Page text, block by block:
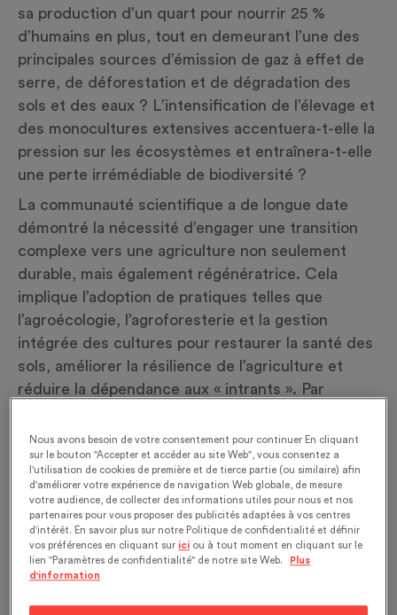
sa production d’un quart pour nourrir 25 %
d’humains en plus, tout en demeurant l’une des
principales sources d’émission de gaz à effet de
serre, de déforestation et de dégradation des
sols et des eaux ? L’intensification de l’élevage et
des monocultures extensives accentuera-t-elle la
pression sur les écosystèmes et entraînera-t-elle
une perte irrémédiable de biodiversité ?
La communauté scientifique a de longue date
démontré la nécessité d’engager une transition
complexe vers une agriculture non seulement
durable, mais également régénératrice. Cela
implique l’adoption de pratiques telles que
l’agroécologie, l’agroforesterie et la gestion
intégrée des cultures pour restaurer la santé des
sols, améliorer la résilience de l’agriculture et
réduire la dépendance aux « intrants ». Par
accompagner une redistribution équitable des
ressources agricoles. Des formes robustes de
gouvernance locale et globale sont également
nécessaires pour soutenir ces transitions et
élever la protection sociale, économique et
sanitaire des travailleuses et travailleurs du
système alimentaire. Des politiques ambitieuses,
Nous avons besoin de votre consentement pour continuer En cliquant
sur le bouton "Accepter et accéder au site Web", vous consentez a
l'utilisation de cookies de première et de tierce partie (ou similaire) afin
d'améliorer votre expérience de navigation Web globale, de mesure
votre audience, de collecter des informations utiles pour nous et nos
partenaires pour vous proposer des publicités adaptées à vos centres
d'intérêt. En savoir plus sur notre Politique de confidentialité et définir
vos préférences en cliquant sur ici ou à tout moment en cliquant sur le
lien "Paramètres de confidentialité" de notre site Web.
Plus
d'information